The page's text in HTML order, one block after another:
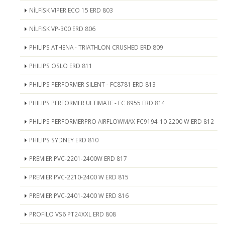
NİLFİSK VIPER ECO 15 ERD 803
NİLFİSK VP-300 ERD 806
PHILIPS ATHENA - TRIATHLON CRUSHED ERD 809
PHILIPS OSLO ERD 811
PHILIPS PERFORMER SILENT - FC8781 ERD 813
PHILIPS PERFORMER ULTIMATE - FC 8955 ERD 814
PHILIPS PERFORMERPRO AIRFLOWMAX FC9194-10 2200 W ERD 812
PHILIPS SYDNEY ERD 810
PREMIER PVC-2201-2400W ERD 817
PREMIER PVC-2210-2400 W ERD 815
PREMIER PVC-2401-2400 W ERD 816
PROFİLO VS6 PT24XXL ERD 808